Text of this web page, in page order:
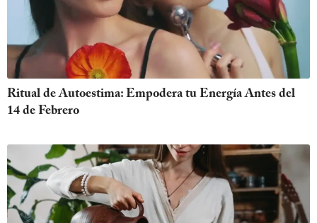
Ritual de Autoestima: Empodera tu Energía Antes del
14 de Febrero